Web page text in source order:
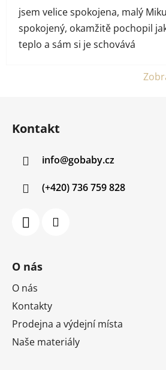
jsem velice spokojena, malý
spokojený, okamžitě pochopil
teplo a sám si je schovává
Kontakt
info@gobaby.cz
(+420) 736 759 828
O nás
O nás
Kontakty
Prodejna a výdejní místa
Naše materiály